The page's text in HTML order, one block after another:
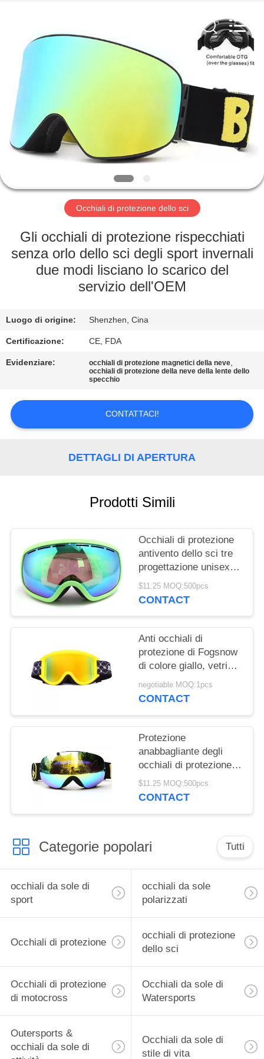
BENVENUTO
PRODOTTI
SU
DI
NOI
DELLA
FABBRICA
CONTATTACI
RICHIEDA
UNA
CITAZIONE
MAPPA
DEL
Reserved.
Occhiali di protezione dello sci
Gli occhiali di protezione rispecchiati
senza orlo dello sci degli sport invernali
due modi lisciano lo scarico del
servizio dell'OEM
Luogo di origine: Shenzhen, Cina
Certificazione: CE, FDA
Evidenziare: occhiali di protezione magnetici della neve,
occhiali di protezione della neve della lente dello
specchio
CONTATTACI!
DETTAGLI DI APERTURA
Prodotti Simili
Occhiali di protezione
antivento dello sci tre
progettazione unisex
alla moda di spessore
15mm della schiuma di
$11.25 MOQ:500pcs
CONTACT
Anti occhiali di
protezione di Fogsnow
di colore giallo, vetri
dello sci respirabili per
gli sport all'aperto
negotiable MOQ:1pcs
CONTACT
Protezione
anabbagliante degli
occhiali di protezione
UV400 dello sci con la
doppia lente sferica
$11.25 MOQ:500pcs
CONTACT
Categorie popolari Tutti
occhiali da sole di
sport
occhiali da sole
polarizzati
Occhiali di protezione
occhiali di protezione
dello sci
Occhiali di protezione
di motocross
Occhiali da sole di
Watersports
Outersports &
occhiali da sole di
Occhiali da sole di
stile di vita